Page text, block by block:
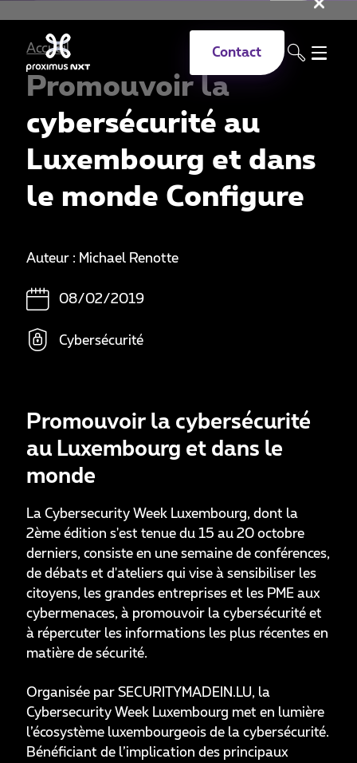
Contact
Accueil
Promouvoir la
cybersécurité au
Luxembourg et dans
le monde Configure
Auteur : Michael Renotte
08/02/2019
Cybersécurité
Promouvoir la cybersécurité
au Luxembourg et dans le
monde
La Cybersecurity Week Luxembourg, dont la
2ème édition s'est tenue du 15 au 20 octobre
derniers, consiste en une semaine de conférences,
de débats et d'ateliers qui vise à sensibiliser les
citoyens, les grandes entreprises et les PME aux
cybermenaces, à promouvoir la cybersécurité et
à répercuter les informations les plus récentes en
matière de sécurité.
Organisée par SECURITYMADEIN.LU, la
Cybersecurity Week Luxembourg met en lumière
l’écosystème luxembourgeois de la cybersécurité.
Bénéficiant de l’implication des principaux